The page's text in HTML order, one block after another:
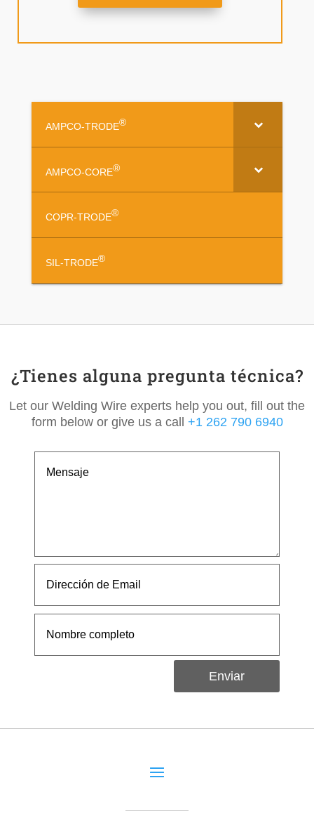
AMPCO-TRODE®
AMPCO-CORE®
COPR-TRODE®
SIL-TRODE®
¿Tienes alguna pregunta técnica?
Let our Welding Wire experts help you out, fill out the
form below or give us a call +1 262 790 6940
Enviar